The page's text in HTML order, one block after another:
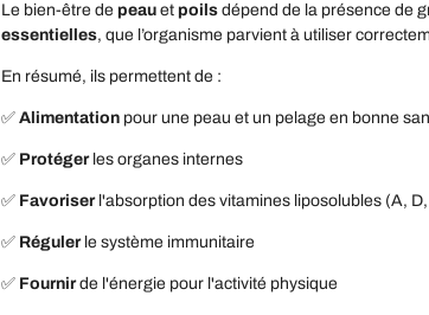
Le bien-être de peau et poils dépend de la présence de
essentielles, que l’organisme parvient à utiliser
En résumé, ils permettent de :
✅ Alimentation pour une peau et un pelage en bonne
✅ Protégerles organes internes
✅ Favoriserl'absorption des vitamines liposolubles (A, D,
✅ Régulerle système immunitaire
✅ Fournirde l'énergie pour l'activité physique